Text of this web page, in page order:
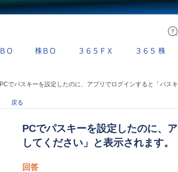
ＢＯ 株ＢＯ ３６５ＦＸ ３６５ 株
PCでパスキーを設定したのに、アプリでログインすると「パスキーを設定してく
戻る
PCでパスキーを設定したのに、
してください」と表示されます。
回答